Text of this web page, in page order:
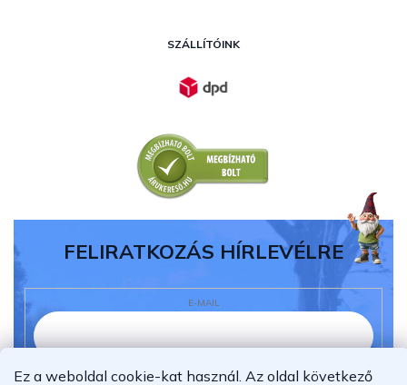
Ez a weboldal cookie-kat használ. Az oldal következő
SZÁLLÍTÓINK
FELIRATKOZÁS HÍRLEVÉLRE
E-MAIL